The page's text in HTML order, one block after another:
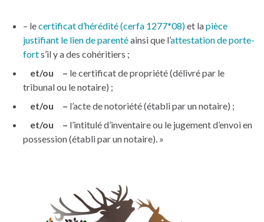
– lecertificat d’hérédité (cerfa 1277*08)et lapièce
justifiant le lien de parentéainsi que l’attestation de porte-
forts’il y a des cohéritiers ;
et/ou – le certificat de propriété (délivré par le
tribunal ou le notaire) ;
et/ou – l’acte de notoriété (établi par un notaire) ;
et/ou – l’intitulé d’inventaire ou le jugement d’envoi en
possession (établi par un notaire). »